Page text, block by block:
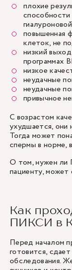
плохие
способности
повышенная
клеток, не
низкий
программах
низкое
неудачные
неудачные
привычное
С возрастом
ухудшается, они
Тогда может
спермы в норме,
О том, нужен
пациенту, может
Как
ПИКСИ в
Перед началом
готовится,
обследования.